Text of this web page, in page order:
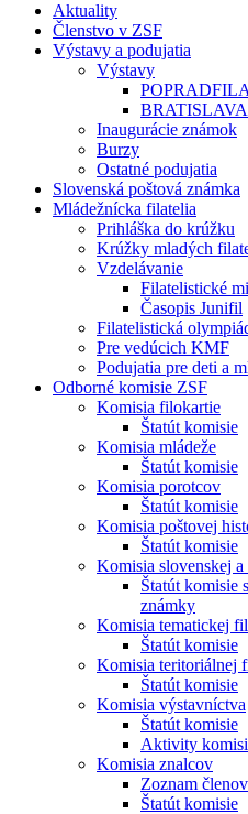
Aktuality
Členstvo v ZSF
Výstavy a podujatia
Výstavy
Inaugurácie známok
Burzy
Ostatné podujatia
Slovenská poštová známka
Mládežnícka filatelia
Prihláška do krúžku
Krúžky mladých
Vzdelávanie
Filatelistické
Časopis Junifil
Filatelistická
Pre vedúcich KMF
Podujatia pre deti a
Odborné komisie ZSF
Komisia filokartie
Štatút komisie
Komisia mládeže
Štatút komisie
Komisia porotcov
Štatút komisie
Komisia poštovej
Štatút komisie
Komisia slovenskej
Štatút komisie
známky
Komisia tematickej
Štatút komisie
Komisia teritoriálnej
Štatút komisie
Komisia výstavníctva
Štatút komisie
Aktivity
Komisia znalcov
Zoznam
Štatút komisie